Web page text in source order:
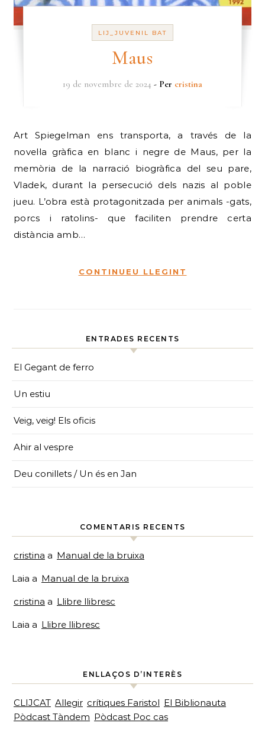
LIJ_JUVENIL BAT
Maus
19 de novembre de 2024 - Per cristina
Art Spiegelman ens transporta, a través de la
novel·la gràfica en blanc i negre de Maus, per la
memòria de la narració biogràfica del seu pare,
Vladek, durant la persecució dels nazis al poble
jueu. L’obra està protagonitzada per animals -gats,
porcs i ratolins- que faciliten prendre certa
distància amb…
CONTINUEU LLEGINT
ENTRADES RECENTS
El Gegant de ferro
Un estiu
Veig, veig! Els oficis
Ahir al vespre
Deu conillets / Un és en Jan
COMENTARIS RECENTS
cristina a Manual de la bruixa
Laia a Manual de la bruixa
cristina a Llibre llibresc
Laia a Llibre llibresc
ENLLAÇOS D’INTERÈS
CLIJCAT Allegir crítiques Faristol El Biblionauta
Pòdcast Tàndem Pòdcast Poc cas